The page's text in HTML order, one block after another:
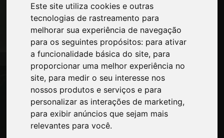
Este site utiliza cookies e outras
tecnologias de rastreamento para
melhorar sua experiência de navegação
para os seguintes propósitos: para ativar
a funcionalidade básica do site, para
proporcionar uma melhor experiência no
site, para medir o seu interesse nos
nossos produtos e serviços e para
personalizar as interações de marketing,
para exibir anúncios que sejam mais
relevantes para você.
Contatos
Exposicoes
Journal
Apresente-se
Privacidade
Mapa do site
Mantenha-se atualizado
Não perca as últimas notícias do setor,